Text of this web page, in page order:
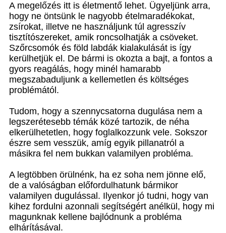
A megelőzés itt is életmentő lehet. Ügyeljünk arra,
hogy ne öntsünk le nagyobb ételmaradékokat,
zsírokat, illetve ne használjunk túl agresszív
tisztítószereket, amik roncsolhatják a csöveket.
Szőrcsomók és föld labdák kialakulását is így
kerülhetjük el. De bármi is okozta a bajt, a fontos a
gyors reagálás, hogy minél hamarabb
megszabaduljunk a kellemetlen és költséges
problémától.
Tudom, hogy a szennycsatorna dugulása nem a
legszerétesebb témák közé tartozik, de néha
elkerülhetetlen, hogy foglalkozzunk vele. Sokszor
észre sem vesszük, amíg egyik pillanatról a
másikra fel nem bukkan valamilyen probléma.
A legtöbben örülnénk, ha ez soha nem jönne elő,
de a valóságban előfordulhatunk bármikor
valamilyen dugulással. Ilyenkor jó tudni, hogy van
kihez fordulni azonnali segítségért anélkül, hogy mi
magunknak kellene bajlódnunk a probléma
elhárításával.